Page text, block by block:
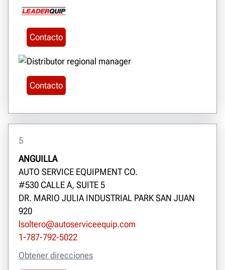
Contacto
Contacto
5
ANGUILLA
AUTO SERVICE EQUIPMENT CO.
#530 CALLE A, SUITE 5
DR. MARIO JULIA INDUSTRIAL PARK SAN JUAN
920
lsoltero@autoserviceequip.com
1-787-792-5022
Obtener direcciones